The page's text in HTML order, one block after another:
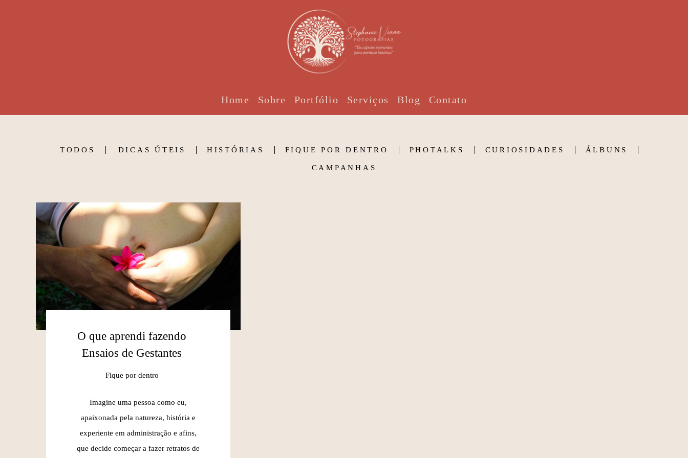
Home Sobre Portfólio Serviços Blog Contato
TODOS DICAS ÚTEIS HISTÓRIAS FIQUE POR DENTRO PHOTALKS CURIOSIDADES ÁLBUNS
CAMPANHAS
O que aprendi fazendo
Ensaios de Gestantes
Fique por dentro
Imagine uma pessoa como eu,
apaixonada pela natureza, história e
experiente em administração e afins,
que decide começar a fazer retratos de